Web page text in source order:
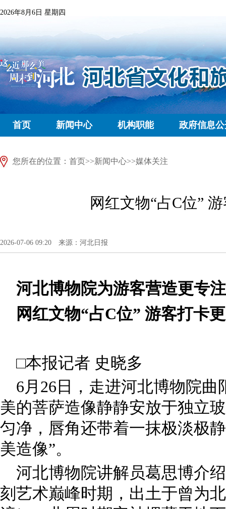
2026年8月6日 星期四
首页 新闻中心 机构职能 政府信息
您所在的位置： 首页>>新闻中心>>媒体关注
网红文物“占C位”
2026-07-06 09:20 来源：河北日报
河北博物院为游客营造更专
网红文物“占C位” 游客打卡
□本报记者 史晓多
6月26日，走进河北博物院
美的菩萨造像静静安放于独立
匀净，唇角还带着一抹极淡极
美造像”。
河北博物院讲解员葛思博介
刻艺术巅峰时期，出土于曾为